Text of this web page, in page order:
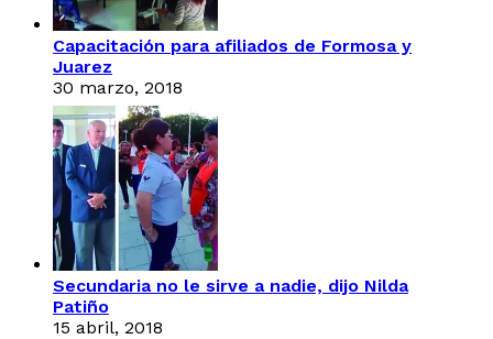
Capacitación para afiliados de Formosa y
Juarez
30 marzo, 2018
Secundaria no le sirve a nadie, dijo Nilda
Patiño
15 abril, 2018